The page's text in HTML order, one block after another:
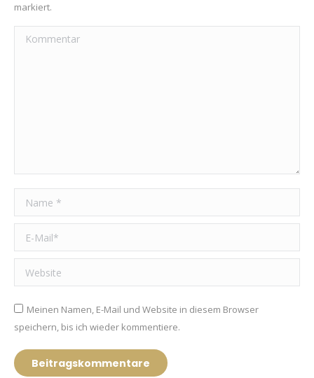
markiert.
Kommentar
Name *
E-Mail *
Website
Meinen Namen, E-Mail und Website in diesem Browser
speichern, bis ich wieder kommentiere.
Beitragskommentare